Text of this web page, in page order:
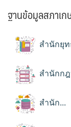
ฐานข้อมูลสภาเ
สำนักยุ
สำนักก
สำนัก...